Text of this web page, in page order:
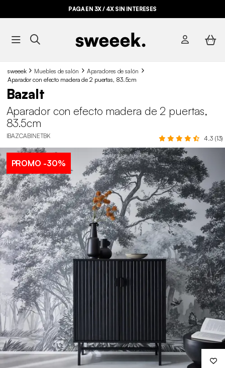
PAGA EN 3X / 4X SIN INTERESES
BYE BYE STOCK HASTA -70%*
sweeek Muebles de salón
Aparadores de salón
Aparador con efecto madera de 2 puertas, 83.5cm
Bazalt
Aparador con efecto madera de 2 puertas,
83.5cm
IBAZCABINETBK 4.3 (13)
PROMO -30%